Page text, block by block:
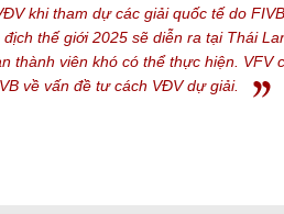
khi tham dự các giải quốc tế do
thế giới 2025 sẽ diễn ra tại Thái
thành viên khó có thể thực hiện. VFV
về vấn đề tư cách VĐV dự giải.